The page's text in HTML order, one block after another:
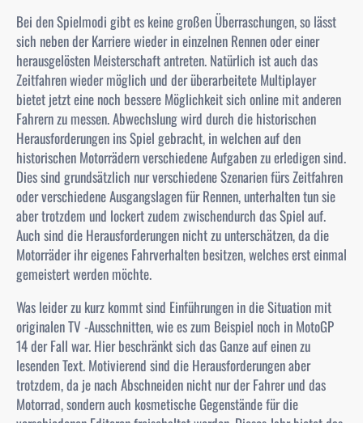
Bei den Spielmodi gibt es keine großen Überraschungen, so lässt
sich neben der Karriere wieder in einzelnen Rennen oder einer
herausgelösten Meisterschaft antreten. Natürlich ist auch das
Zeitfahren wieder möglich und der überarbeitete Multiplayer
bietet jetzt eine noch bessere Möglichkeit sich online mit anderen
Fahrern zu messen. Abwechslung wird durch die historischen
Herausforderungen ins Spiel gebracht, in welchen auf den
historischen Motorrädern verschiedene Aufgaben zu erledigen sind.
Dies sind grundsätzlich nur verschiedene Szenarien fürs Zeitfahren
oder verschiedene Ausgangslagen für Rennen, unterhalten tun sie
aber trotzdem und lockert zudem zwischendurch das Spiel auf.
Auch sind die Herausforderungen nicht zu unterschätzen, da die
Motorräder ihr eigenes Fahrverhalten besitzen, welches erst einmal
gemeistert werden möchte.
Was leider zu kurz kommt sind Einführungen in die Situation mit
originalen TV -Ausschnitten, wie es zum Beispiel noch in MotoGP
14 der Fall war. Hier beschränkt sich das Ganze auf einen zu
lesenden Text. Motivierend sind die Herausforderungen aber
trotzdem, da je nach Abschneiden nicht nur der Fahrer und das
Motorrad, sondern auch kosmetische Gegenstände für die